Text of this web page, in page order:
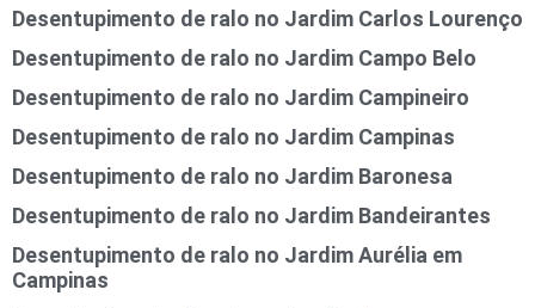
Desentupimento de ralo no Jardim Carlos Lourenço
Desentupimento de ralo no Jardim Campo Belo
Desentupimento de ralo no Jardim Campineiro
Desentupimento de ralo no Jardim Campinas
Desentupimento de ralo no Jardim Baronesa
Desentupimento de ralo no Jardim Bandeirantes
Desentupimento de ralo no Jardim Aurélia em
Campinas